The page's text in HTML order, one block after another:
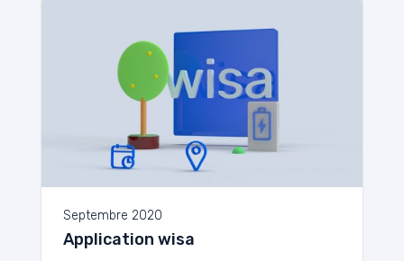
Septembre 2020
Application wisa